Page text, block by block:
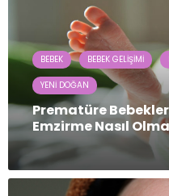
BEBEK BEBEK GELIŞIMI
YENI DOĞAN
Prematüre
Emzirme Nasıl